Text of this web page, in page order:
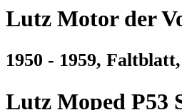
Lutz Motor der
1950 - 1959,
Lutz Moped P53